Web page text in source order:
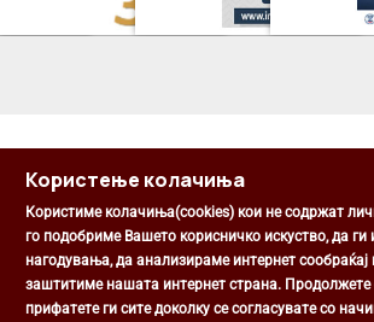
Општина Центар
Михаил Цоков бр. 1, Скопје
Користење колачиња
Користиме колачиња(cookies) кои не содржат
го подобриме Вашето корисничко искуство, да
нагодувања, да анализираме интернет сообраќај
заштитиме нашата интернет страна. Продолжете
прифатете ги сите доколку се согласувате со